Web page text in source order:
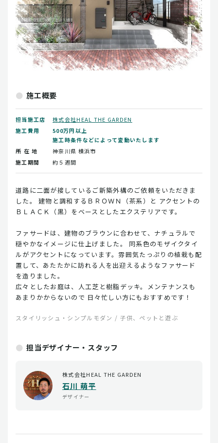
施工概要
担当施工店
株式会社HEAL THE GARDEN
施工費用
500万円以上
施工時条件などによって変動いたします
所 在 地
神奈川県 横浜市
施工期間
約５週間
道路に二面が接しているご新築外構のご依頼をいただきま
した。 建物と調和するＢＲＯＷＮ（茶系）と アクセントの
ＢＬＡＣＫ（黒）をベースとしたエクステリアです。
ファサードは、建物のブラウンに合わせて、ナチュラルで
穏やかなイメージに仕上げました。 同系色のモザイクタイ
ルがアクセントになっています。雰囲気たっぷりの植栽も配
置して、あたたかに訪れる人を出迎えるようなファサード
を造りました。
広々としたお庭は、人工芝と樹脂デッキ。メンテナンスも
あまりかからないので 日々忙しい方にもおすすめです！
スタイリッシュ・シンプルモダン / 子供、ペットと遊ぶ
担当デザイナー・スタッフ
株式会社HEAL THE GARDEN
石川 萌平
デザイナー